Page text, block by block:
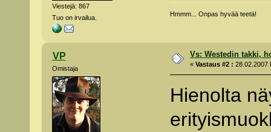
Viestejä: 867
Tuo on irvailua.
Hmmm... Onpas hyvää teetä!
VP
Omistaja
Vs: Westedin takki,
«Vastaus #2 : 28.02.2007
Hienolta